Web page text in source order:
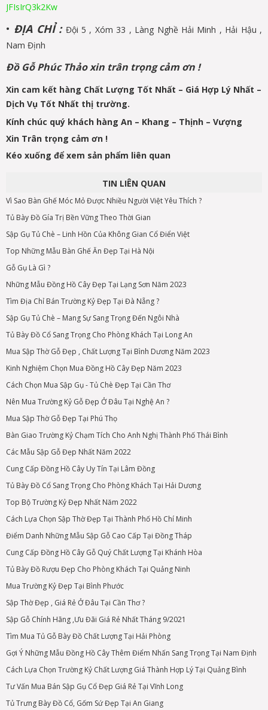
JFIsIrQ3k2Kw
• ĐỊA CHỈ : Đội 5 , Xóm 33 , Làng Nghề Hải Minh , Hải Hậu ,
Nam Định
Đồ Gỗ Phúc Thảo xin trân trọng cảm ơn !
Xin cam kết hàng Chất Lượng Tốt Nhất – Giá Hợp Lý Nhất –
Dịch Vụ Tốt Nhất thị trường.
Kính chúc quý khách hàng An – Khang – Thịnh – Vượng
Xin Trân trọng cảm ơn !
Kéo xuống để xem sản phẩm liên quan
TIN LIÊN QUAN
Vì Sao Bàn Ghế Móc Mỏ Được Nhiều Người Việt Yêu Thích ?
Tủ Bày Đồ Gía Trị Bền Vững Theo Thời Gian
Sập Gụ Tủ Chè – Linh Hồn Của Không Gian Cổ Điển Việt
Top Những Mẫu Bàn Ghế Ăn Đẹp Tại Hà Nội
Gỗ Gụ Là Gì ?
Những Mẫu Đồng Hồ Cây Đẹp Tại Lạng Sơn Năm 2023
Tìm Địa Chỉ Bán Trường Kỷ Đẹp Tại Đà Nẵng ?
Sập Gụ Tủ Chè – Mang Sự Sang Trọng Đến Ngôi Nhà
Tủ Bày Đồ Cổ Sang Trọng Cho Phòng Khách Tại Long An
Mua Sập Thờ Gỗ Đẹp , Chất Lượng Tại Bình Dương Năm 2023
Kinh Nghiệm Chọn Mua Đồng Hồ Cây Đẹp Năm 2023
Cách Chọn Mua Sập Gụ - Tủ Chè Đẹp Tại Cần Thơ
Nên Mua Trường Kỷ Gỗ Đẹp Ở Đâu Tại Nghệ An ?
Mua Sập Thờ Gỗ Đẹp Tại Phú Thọ
Bàn Giao Trường Kỷ Chạm Tích Cho Anh Nghị Thành Phố Thái Bình
Các Mẫu Sập Gỗ Đẹp Nhất Năm 2022
Cung Cấp Đồng Hồ Cây Uy Tín Tại Lâm Đồng
Tủ Bày Đồ Cổ Sang Trọng Cho Phòng Khách Tại Hải Dương
Top Bộ Trường Kỷ Đẹp Nhất Năm 2022
Cách Lựa Chọn Sập Thờ Đẹp Tại Thành Phố Hồ Chí Minh
Điểm Danh Những Mẫu Sập Gỗ Cao Cấp Tại Đồng Tháp
Cung Cấp Đồng Hồ Cây Gỗ Quý Chất Lượng Tại Khánh Hòa
Tủ Bày Đồ Rượu Đẹp Cho Phòng Khách Tại Quảng Ninh
Mua Trường Kỷ Đẹp Tại Bình Phước
Sập Thờ Đẹp , Giá Rẻ Ở Đâu Tại Cần Thơ ?
Sập Gỗ Chính Hãng ,Ưu Đãi Giá Rẻ Nhất Tháng 9/2021
Tìm Mua Tủ Gỗ Bày Đồ Chất Lượng Tại Hải Phòng
Gợi Ý Những Mẫu Đồng Hồ Cây Thêm Điểm Nhấn Sang Trọng Tại Nam Định
Cách Lựa Chọn Trường Kỷ Chất Lượng Giá Thành Hợp Lý Tại Quảng Bình
Tư Vấn Mua Bán Sập Gụ Cổ Đẹp Giá Rẻ Tại Vĩnh Long
Tủ Trưng Bày Đồ Cổ, Gốm Sứ Đẹp Tại An Giang